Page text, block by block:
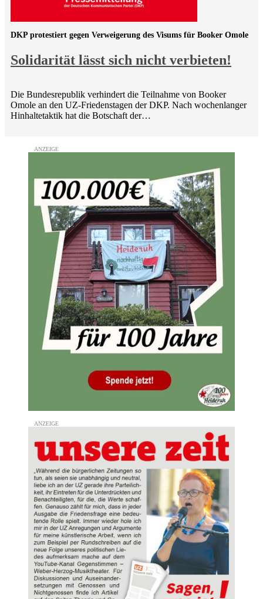
Solidarität lässt sich nicht verbieten!
DKP protestiert gegen Verweigerung des Visums für Booker Omole
Die Bundesrepublik verhindert die Teilnahme von Booker
Omole an den UZ-Friedenstagen der DKP. Nach wochenlanger
Hinhaltetaktik hat die Botschaft der…